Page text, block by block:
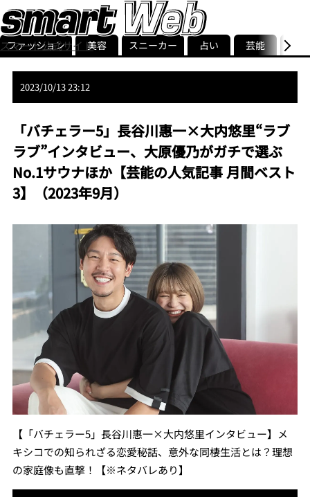
スマート公式サイト
smart最新号
記事一覧ランキング
ストリ
ファッション 美容 スニーカー 占い 芸能 グル
2023/10/13 23:12
「バチェラー5」長谷川惠一×大内悠里“ラブ
ラブ”インタビュー、大原優乃がガチで選ぶ
No.1サウナほか【芸能の人気記事 月間ベスト
3】（2023年9月）
【「バチェラー5」長谷川惠一×大内悠里インタビュー】メ
キシコでの知られざる恋愛秘話、意外な同棲生活とは？理想
の家庭像も直撃！【※ネタバレあり】